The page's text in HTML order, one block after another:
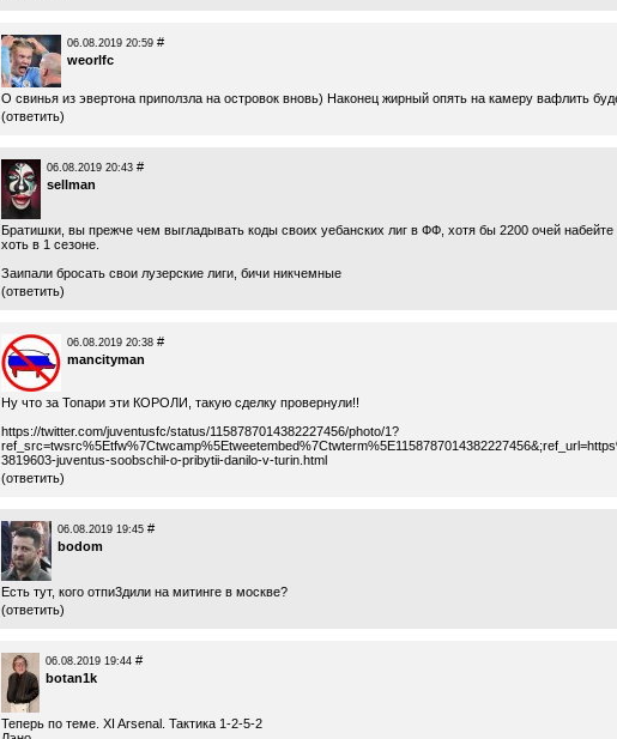
06.08.2019 20:59 #
weorlfc
О свинья из эвертона приползла на островок вновь) Наконец жирный опять на камеру вафлить
(ответить)
06.08.2019 20:43 #
sellman
Братишки, вы прежче чем выгладывать коды своих уебанских лиг в ФФ, хотя бы 2200 очей набейте
хоть в 1 сезоне.
Заипали бросать свои лузерские лиги, бичи никчемные
(ответить)
06.08.2019 20:38 #
mancityman
Ну что за Топари эти КОРОЛИ, такую сделку провернули!!
https://twitter.com/juventusfc/status/1158787014382227456/photo/1?
ref_src=twsrc%5Etfw%7Ctwcamp%5Etweetembed%7Ctwterm%5E1158787014382227456&
3819603-juventus-soobschil-o-pribytii-danilo-v-turin.html
(ответить)
06.08.2019 19:45 #
bodom
Есть тут, кого отпи3дили на митинге в москве?
(ответить)
06.08.2019 19:44 #
botan1k
Теперь по теме. XI Arsenal. Тактика 1-2-5-2